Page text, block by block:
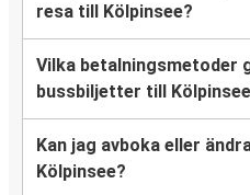
resa till Kölpinsee?
Vilka betalningsmetoder
bussbiljetter till
Kan jag avboka eller
Kölpinsee?